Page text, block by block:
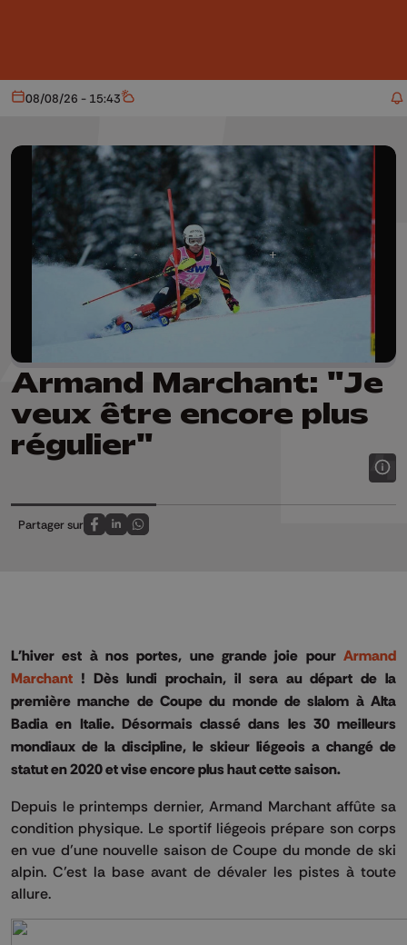
Aujourd'hui
08/08/26 - 15:43 Météo
Armand Marchant: "Je
veux être encore plus
régulier"
Partager sur
Partagez sur FaceBook
Partagez sur LinkedIn
Partagez sur Whatsapp
L'hiver est à nos portes, une grande joie pour Armand
Marchant ! Dès lundi prochain, il sera au départ de la
première manche de Coupe du monde de slalom à Alta
Badia en Italie. Désormais classé dans les 30 meilleurs
mondiaux de la discipline, le skieur liégeois a changé de
statut en 2020 et vise encore plus haut cette saison.
Depuis le printemps dernier, Armand Marchant affûte sa
condition physique. Le sportif liégeois prépare son corps
en vue d’une nouvelle saison de Coupe du monde de ski
alpin. C’est la base avant de dévaler les pistes à toute
allure.